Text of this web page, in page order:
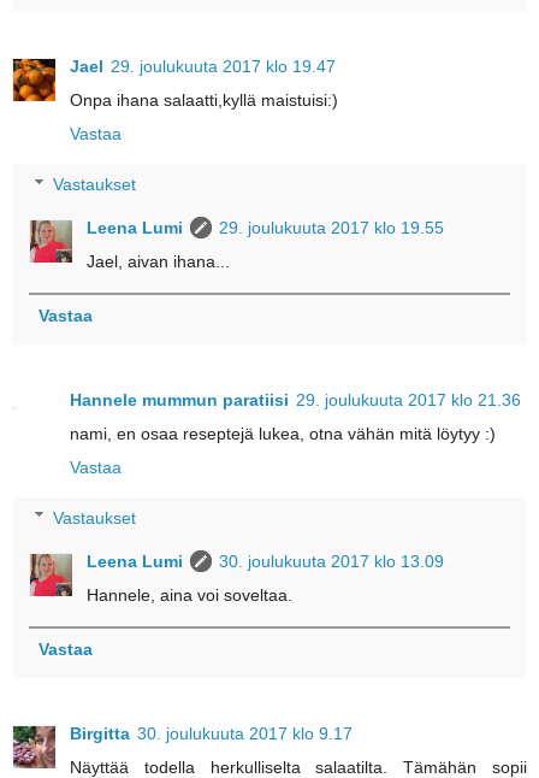
Jael 29. joulukuuta 2017 klo 19.47
Onpa ihana salaatti,kyllä maistuisi:)
Vastaa
Vastaukset
Leena Lumi
29. joulukuuta 2017 klo 19.55
Jael, aivan ihana...
Vastaa
Hannele mummun paratiisi 29. joulukuuta 2017 klo 21.36
nami, en osaa reseptejä lukea, otna vähän mitä löytyy :)
Vastaa
Vastaukset
Leena Lumi
30. joulukuuta 2017 klo 13.09
Hannele, aina voi soveltaa.
Vastaa
Birgitta 30. joulukuuta 2017 klo 9.17
Näyttää todella herkulliselta salaatilta. Tämähän sopii